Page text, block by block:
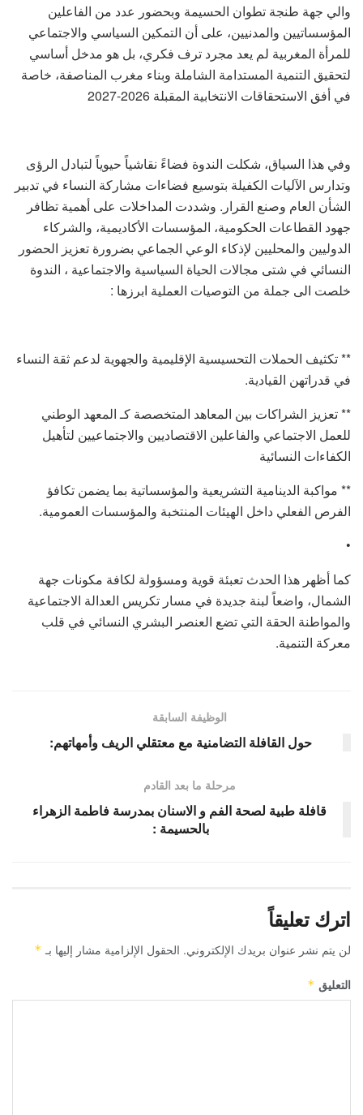
والي جهة طنجة تطوان الحسيمة وبحضور عدد من الفاعلين
المؤسساتيين والمدنيين، على أن التمكين السياسي والاجتماعي
للمرأة المغربية لم يعد مجرد ترف فكري، بل هو مدخل أساسي
لتحقيق التنمية المستدامة الشاملة وبناء مغرب المناصفة، خاصة
في أفق الاستحقاقات الانتخابية المقبلة 2026-2027
وفي هذا السياق، شكلت الندوة فضاءً نقاشياً حيوياً لتبادل الرؤى
وتدارس الآليات الكفيلة بتوسيع فضاءات مشاركة النساء في تدبير
الشأن العام وصنع القرار. وشددت المداخلات على أهمية تظافر
جهود القطاعات الحكومية، المؤسسات الأكاديمية، والشركاء
الدوليين والمحليين لإذكاء الوعي الجماعي بضرورة تعزيز الحضور
النسائي في شتى مجالات الحياة السياسية والاجتماعية ، الندوة
خلصت الى جملة من التوصيات العملية ابرزها :
** تكثيف الحملات التحسيسية الإقليمية والجهوية لدعم ثقة النساء
في قدراتهن القيادية.
** تعزيز الشراكات بين المعاهد المتخصصة كـ المعهد الوطني
للعمل الاجتماعي والفاعلين الاقتصاديين والاجتماعيين لتأهيل
الكفاءات النسائية
** مواكبة الدينامية التشريعية والمؤسساتية بما يضمن تكافؤ
الفرص الفعلي داخل الهيئات المنتخبة والمؤسسات العمومية.
•
كما أظهر هذا الحدث تعبئة قوية ومسؤولة لكافة مكونات جهة
الشمال، واضعاً لبنة جديدة في مسار تكريس العدالة الاجتماعية
والمواطنة الحقة التي تضع العنصر البشري النسائي في قلب
معركة التنمية.
الوظيفة السابقة
حول القافلة التضامنية مع معتقلي الريف وأمهاتهم:
مرحلة ما بعد القادم
قافلة طبية لصحة الفم و الاسنان بمدرسة فاطمة الزهراء
بالحسيمة :
اترك تعليقاً
لن يتم نشر عنوان بريدك الإلكتروني. الحقول الإلزامية مشار إليها بـ *
التعليق *